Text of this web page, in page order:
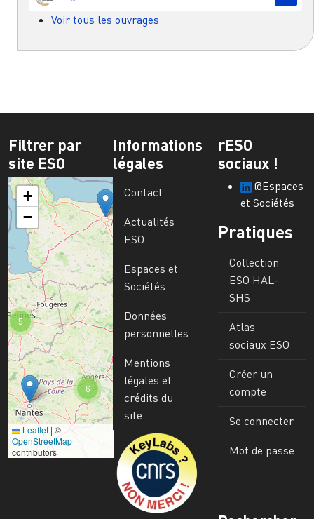
Voir tous les ouvrages
Filtrer par
site ESO
6
5
+
−
Leaflet | ©
OpenStreetMap
contributors
Informations
légales
Contact
Actualités
ESO
Espaces et
Sociétés
Données
personnelles
Mentions
légales et
crédits du
site
Image
rESO
sociaux !
@Espaces
et Sociétés
Pratiques
Collection
ESO HAL-
SHS
Atlas
sociaux ESO
Créer un
compte
Se connecter
Mot de passe